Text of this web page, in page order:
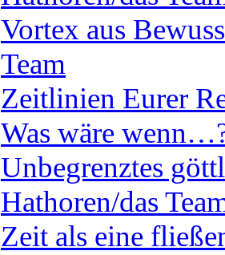
Vortex aus
Team
Zeitlinien Eurer
Was wäre
Unbegrenztes
Hathoren/das
Zeit als eine